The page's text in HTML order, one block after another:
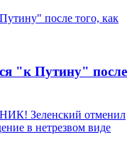
"к Путину" после